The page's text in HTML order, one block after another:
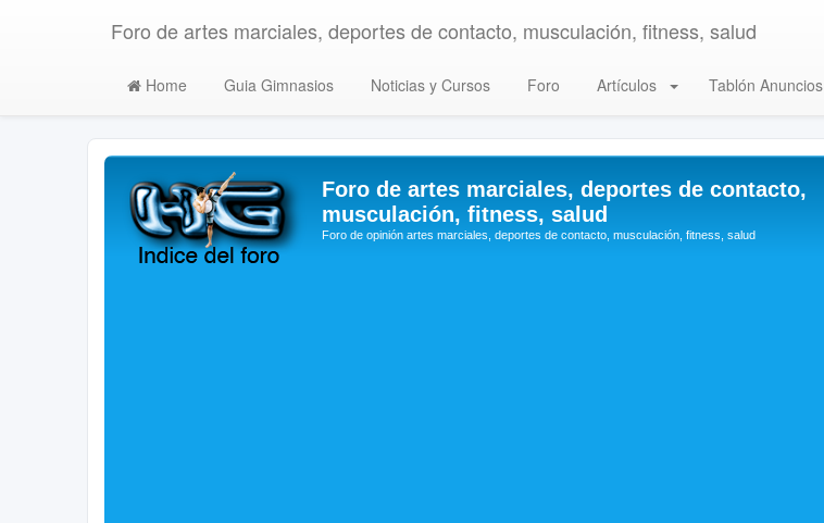
Foro de artes marciales, deportes de contacto, musculación, fitness, salud
Home Guia Gimnasios Noticias y Cursos Foro Artículos Tablón Anuncios
Foro de artes marciales, deportes de contacto,
musculación, fitness, salud
Foro de opinión artes marciales, deportes de contacto, musculación, fitness, salud